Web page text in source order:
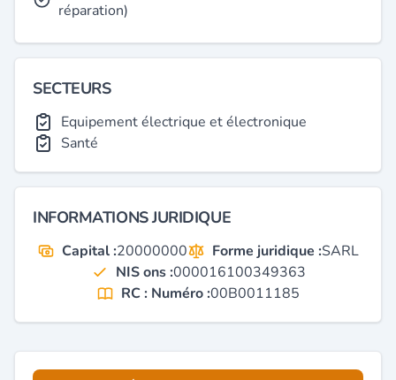
réparation)
SECTEURS
Equipement électrique et électronique
Santé
INFORMATIONS JURIDIQUE
Capital :20000000 Forme juridique :SARL
NIS ons :000016100349363
RC : Numéro :00B0011185